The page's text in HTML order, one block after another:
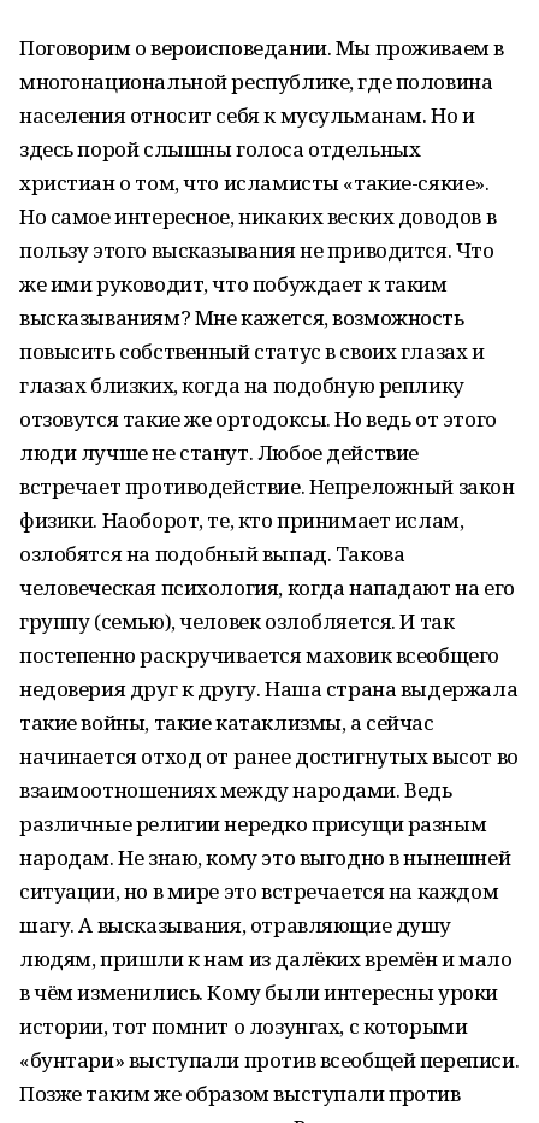
Поговорим о вероисповедании. Мы проживаем в
многонациональной республике, где половина
населения относит себя к мусульманам. Но и
здесь порой слышны голоса отдельных
христиан о том, что исламисты «такие-сякие».
Но самое интересное, никаких веских доводов в
пользу этого высказывания не приводится. Что
же ими руководит, что побуждает к таким
высказываниям? Мне кажется, возможность
повысить собственный статус в своих глазах и
глазах близких, когда на подобную реплику
отзовутся такие же ортодоксы. Но ведь от этого
люди лучше не станут. Любое действие
встречает противодействие. Непреложный закон
физики. Наоборот, те, кто принимает ислам,
озлобятся на подобный выпад. Такова
человеческая психология, когда нападают на его
группу (семью), человек озлобляется. И так
постепенно раскручивается маховик всеобщего
недоверия друг к другу. Наша страна выдержала
такие войны, такие катаклизмы, а сейчас
начинается отход от ранее достигнутых высот во
взаимоотношениях между народами. Ведь
различные религии нередко присущи разным
народам. Не знаю, кому это выгодно в нынешней
ситуации, но в мире это встречается на каждом
шагу. А высказывания, отравляющие душу
людям, пришли к нам из далёких времён и мало
в чём изменились. Кому были интересны уроки
истории, тот помнит о лозунгах, с которыми
«бунтари» выступали против всеобщей переписи.
Позже таким же образом выступали против